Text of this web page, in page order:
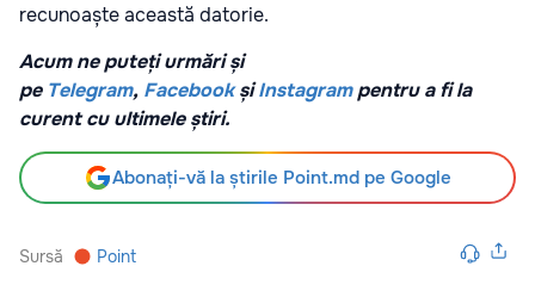
recunoaște această datorie.
Acum ne puteți urmări și
pe Telegram, Facebook șiInstagrampentru a fi la
curent cu ultimele știri.
Abonați-vă la știrile Point.md pe Google
Sursă Point